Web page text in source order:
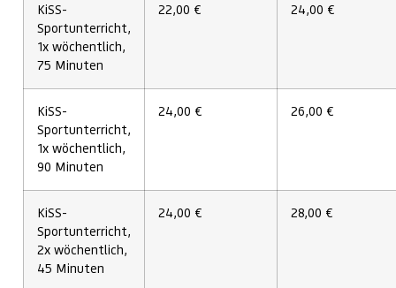
KiSS-
Sportunterricht,
1x wöchentlich,
75 Minuten
22,00 € 24,00 €
KiSS-
Sportunterricht,
1x wöchentlich,
90 Minuten
24,00 € 26,00 €
KiSS-
Sportunterricht,
2x wöchentlich,
45 Minuten
24,00 € 28,00 €